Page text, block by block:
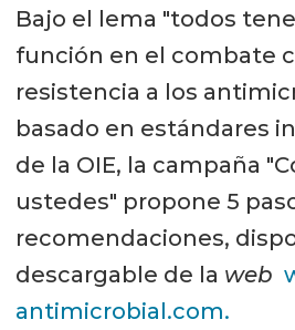
Bajo el lema "todos
función en el combate
resistencia a los
basado en estándares
de la OIE, la campaña
ustedes" propone 5
recomendaciones,
descargable de la web
antimicrobial.com.